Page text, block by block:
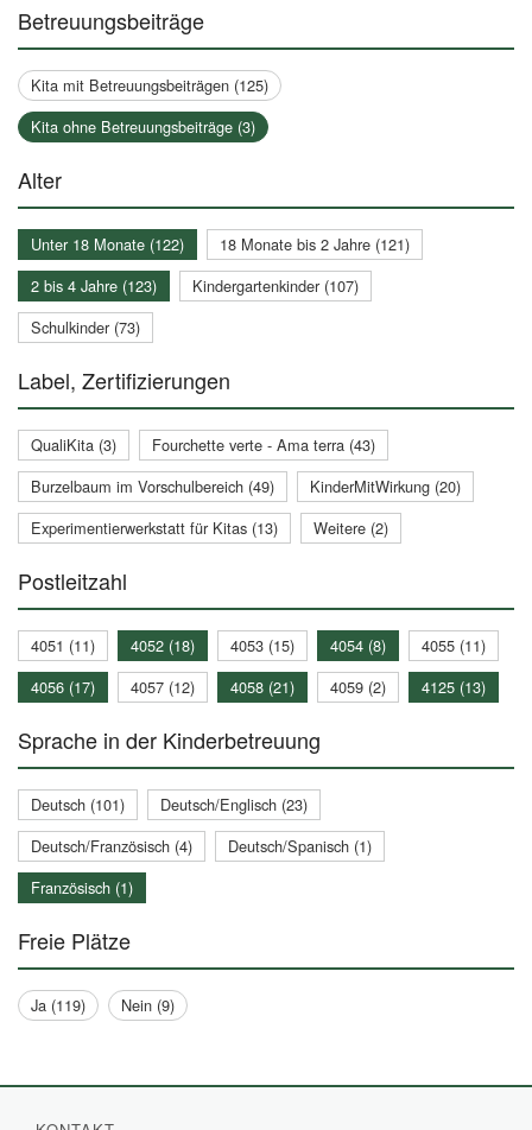
Betreuungsbeiträge
Kita mit Betreuungsbeiträgen (125)
Kita ohne Betreuungsbeiträge (3)
Alter
Unter 18 Monate (122)
18 Monate bis 2 Jahre (121)
2 bis 4 Jahre (123)
Kindergartenkinder (107)
Schulkinder (73)
Label, Zertifizierungen
QualiKita (3)
Fourchette verte - Ama terra (43)
Burzelbaum im Vorschulbereich (49)
KinderMitWirkung (20)
Experimentierwerkstatt für Kitas (13)
Weitere (2)
Postleitzahl
4051 (11) 4052 (18) 4053 (15) 4054 (8)
4055 (11)
4056 (17)
4057 (12) 4058 (21) 4059 (2) 4125 (13)
Sprache in der Kinderbetreuung
Deutsch (101)
Deutsch/Englisch (23)
Deutsch/Französisch (4)
Deutsch/Spanisch (1)
Französisch (1)
Freie Plätze
Ja (119) Nein (9)